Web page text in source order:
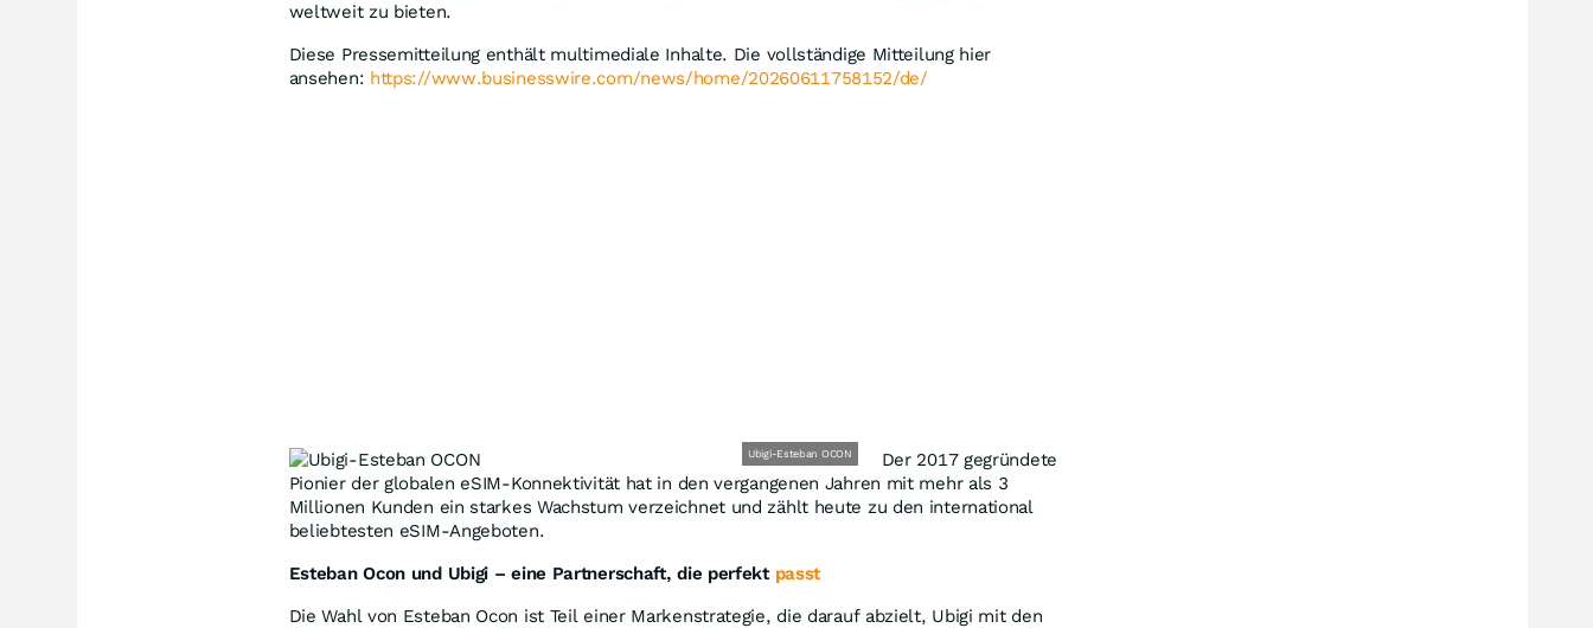
weltweit zu bieten.
Diese Pressemitteilung enthält multimediale Inhalte. Die vollständige Mitteilung hier
ansehen: https://www.businesswire.com/news/home/20260611758152/de/
Ubigi-Esteban OCON
Der 2017 gegründete
Pionier der globalen eSIM-Konnektivität hat in den vergangenen Jahren mit mehr als 3
Millionen Kunden ein starkes Wachstum verzeichnet und zählt heute zu den international
beliebtesten eSIM-Angeboten.
Esteban Ocon und Ubigi – eine Partnerschaft, die perfekt passt
Die Wahl von Esteban Ocon ist Teil einer Markenstrategie, die darauf abzielt, Ubigi mit den